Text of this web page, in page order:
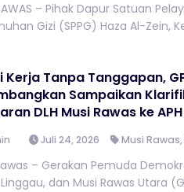
– Pihak Dapur Satuan
Gizi (SPPG) Haza Al-Zein,
Kerja Tanpa Tanggapan,
Sampaikan
DLH Musi Rawas ke APH
Juli 24, 2026 Musi Rawas
– Gerakan Pemuda
dan Musi Rawas Utara